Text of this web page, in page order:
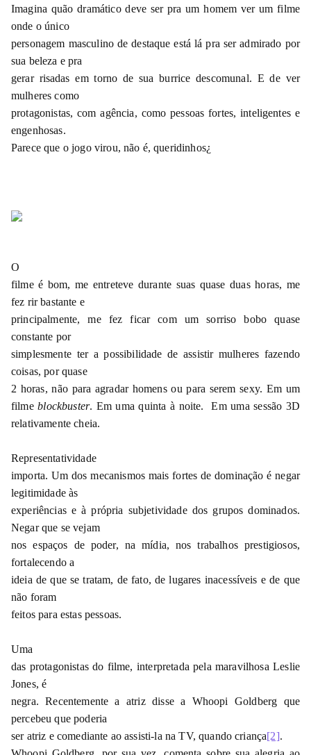
Imagina quão dramático deve ser pra um homem ver um filme
onde o único
personagem masculino de destaque está lá pra ser admirado por
sua beleza e pra
gerar risadas em torno de sua burrice descomunal. E de ver
mulheres como
protagonistas, com agência, como pessoas fortes, inteligentes e
engenhosas.
Parece que o jogo virou, não é, queridinhos¿
O
filme é bom, me entreteve durante suas quase duas horas, me
fez rir bastante e
principalmente, me fez ficar com um sorriso bobo quase
constante por
simplesmente ter a possibilidade de assistir mulheres fazendo
coisas, por quase
2 horas, não para agradar homens ou para serem sexy. Em um
filmeblockbuster. Em uma quinta à noite. Em uma sessão 3D
relativamente cheia.
Representatividade
importa. Um dos mecanismos mais fortes de dominação é negar
legitimidade às
experiências e à própria subjetividade dos grupos dominados.
Negar que se vejam
nos espaços de poder, na mídia, nos trabalhos prestigiosos,
fortalecendo a
ideia de que se tratam, de fato, de lugares inacessíveis e de que
não foram
feitos para estas pessoas.
Uma
das protagonistas do filme, interpretada pela maravilhosa Leslie
Jones, é
negra. Recentemente a atriz disse a Whoopi Goldberg que
percebeu que poderia
ser atriz e comediante ao assisti-la na TV, quando criança[2].